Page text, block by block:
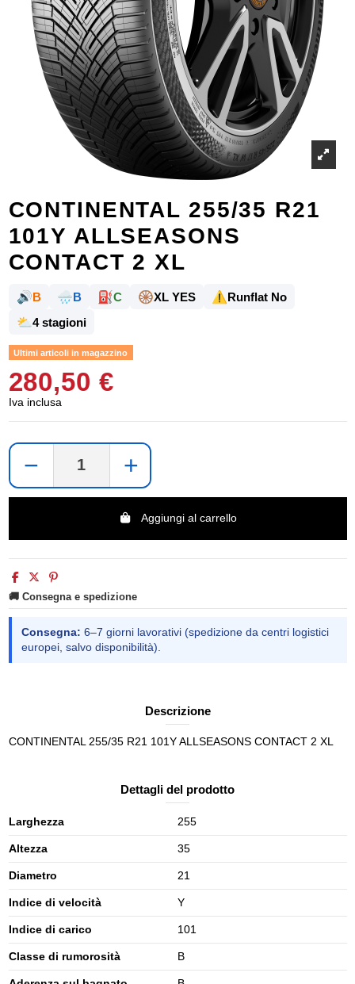
CONTINENTAL 255/35 R21
101Y ALLSEASONS
CONTACT 2 XL
🔊B 🌧️B ⛽C 🛞XL YES ⚠️Runflat No
⛅ 4 stagioni
Ultimi articoli in magazzino
280,50 €
Iva inclusa
− +
Aggiungi al carrello
🚚 Consegna e spedizione
Consegna: 6–7 giorni lavorativi (spedizione da centri logistici
europei, salvo disponibilità).
Descrizione
CONTINENTAL 255/35 R21 101Y ALLSEASONS CONTACT 2 XL
Dettagli del prodotto
Larghezza 255
Altezza 35
Diametro 21
Indice di velocità Y
Indice di carico 101
Classe di rumorosità B